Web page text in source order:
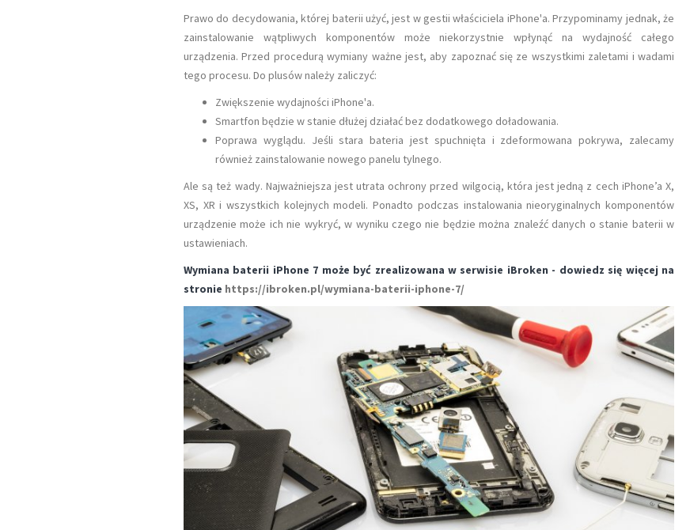
Prawo do decydowania, której baterii użyć, jest w gestii właściciela iPhone'a. Przypominamy jednak, że
zainstalowanie wątpliwych komponentów może niekorzystnie wpłynąć na wydajność całego
urządzenia. Przed procedurą wymiany ważne jest, aby zapoznać się ze wszystkimi zaletami i wadami
tego procesu. Do plusów należy zaliczyć:
Zwiększenie wydajności iPhone'a.
Smartfon będzie w stanie dłużej działać bez dodatkowego doładowania.
Poprawa wyglądu. Jeśli stara bateria jest spuchnięta i zdeformowana pokrywa, zalecamy
również zainstalowanie nowego panelu tylnego.
Ale są też wady. Najważniejsza jest utrata ochrony przed wilgocią, która jest jedną z cech iPhone’a X,
XS, XR i wszystkich kolejnych modeli. Ponadto podczas instalowania nieoryginalnych komponentów
urządzenie może ich nie wykryć, w wyniku czego nie będzie można znaleźć danych o stanie baterii w
ustawieniach.
Wymiana baterii iPhone 7 może być zrealizowana w serwisie iBroken - dowiedz się więcej na
stronie https://ibroken.pl/wymiana-baterii-iphone-7/
Kto Do Mnie Dzwoni? Oszustwa
Jak Przygotować Się Do Maratonu?